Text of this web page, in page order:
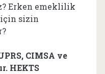
Erken emeklilik
için sizin
CIMSA ve
HEKTS